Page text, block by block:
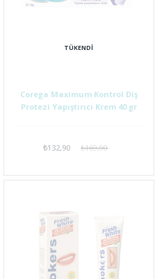
TÜKENDI
Corega Maximum Kontrol Diş
Protezi Yapıştırıcı Krem 40 gr
₺132,90 ₺169,90